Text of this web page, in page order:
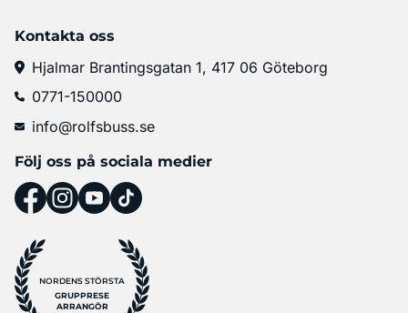
Kontakta oss
Hjalmar Brantingsgatan 1, 417 06 Göteborg
0771-150000
info@rolfsbuss.se
Följ oss på sociala medier
NORDENS STÖRSTA
GRUPPRESE
ARRANGÖR